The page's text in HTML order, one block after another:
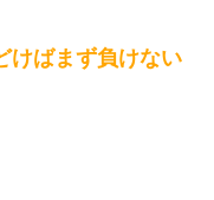
けばまず負けない